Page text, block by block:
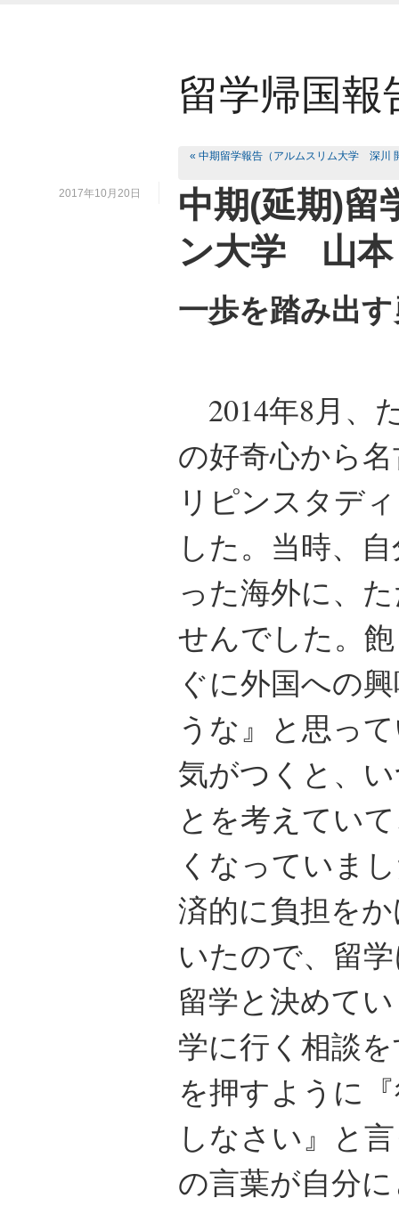
留学帰国報
« 中期留学報告（アルムスリム大学 深川
2017年10月20日
中期(延期)留
ン大学 山本
一歩を踏み出
2014年8月、
の好奇心から
リピンスタデ
した。当時、
った海外に、
せんでした。
ぐに外国への
うな』と思っ
気がつくと、
とを考えてい
くなっていま
済的に負担を
いたので、留
留学と決めて
学に行く相談
を押すように
しなさい』と
の言葉が自分